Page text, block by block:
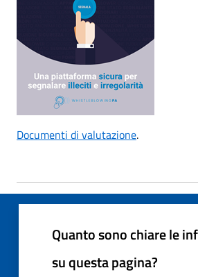
Documenti di valutazione.
Quanto sono chiare le
su questa pagina?